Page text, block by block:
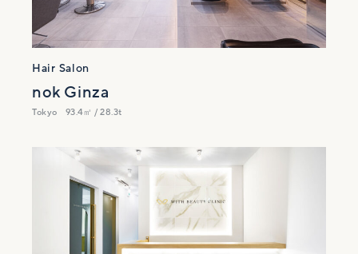
Hair Salon
nok Ginza
Tokyo 93.4㎡ / 28.3t